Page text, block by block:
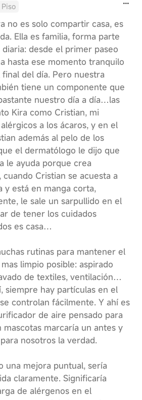
no es solo compartir casa, es
Ella es familia, forma parte
desde el primer paseo
hasta ese momento tranquilo
del día. Pero nuestra
tiene un componente que
nuestro día a día…las
Kira como Cristian, mi
a los ácaros, y en el
además al pelo de los
el dermatólogo le dijo que
le ayuda porque crea
cuando Cristian se acuesta a
y está en manga corta,
le sale un sarpullido en el
de tener los cuidados
es casa…
rutinas para mantener el
limpio posible: aspirado
de textiles, ventilación…
siempre hay partículas en el
controlan fácilmente. Y ahí es
de aire pensado para
mascotas marcaría un antes y
nosotros la verdad.
una mejora puntual, sería
claramente. Significaría
de alérgenos en el